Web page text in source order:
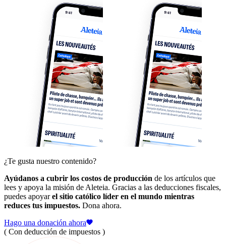
¿Te gusta nuestro contenido?
Ayúdanos a cubrir los costos de producción de los artículos que
lees y apoya la misión de Aleteia. Gracias a las deducciones fiscales,
puedes apoyarel sitio católico líder en el mundo mientras
reduces tus impuestos. Dona ahora.
Hago una donación ahora
( Con deducción de impuestos )